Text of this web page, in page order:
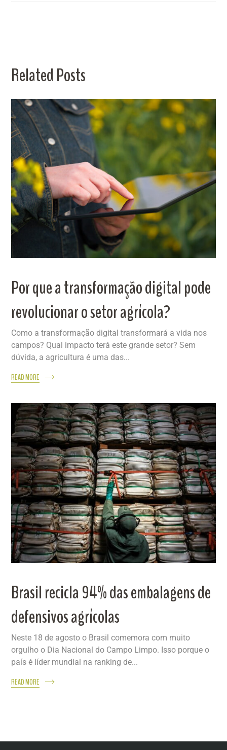
Related Posts
Por que a transformação digital pode
revolucionar o setor agrícola?
Como a transformação digital transformará a vida nos
campos? Qual impacto terá este grande setor? Sem
dúvida, a agricultura é uma das...
READ MORE
Brasil recicla 94% das embalagens de
defensivos agrícolas
Neste 18 de agosto o Brasil comemora com muito
orgulho o Dia Nacional do Campo Limpo. Isso porque o
país é líder mundial na ranking de...
READ MORE